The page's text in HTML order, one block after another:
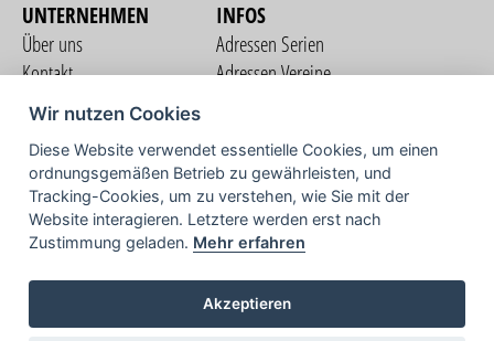
UNTERNEHMEN
Über uns
Kontakt
Nutzungsbedingungen
Datenschutzerklärung
Impressum
INFOS
Adressen Serien
Adressen Vereine
COMMUNITY
TV
Wir nutzen Cookies
Diese Website verwendet essentielle Cookies, um einen
ordnungsgemäßen Betrieb zu gewährleisten, und
Tracking-Cookies, um zu verstehen, wie Sie mit der
Website interagieren. Letztere werden erst nach
Zustimmung geladen. Mehr erfahren
Akzeptieren